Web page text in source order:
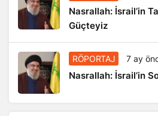
Nasrallah: İsrail’in
Güçteyiz
RÖPORTAJ 7 ay
Nasrallah: İsrail’in